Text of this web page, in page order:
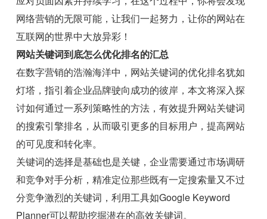
网络营销的无限可能，让我们一起努力，让你的网站在
互联网的世界中大放异彩！
网站关键词到底怎么优化排名的汇总
在数字营销的浩瀚海洋中，网站关键词的优化排名犹如
灯塔，指引着企业品牌驶向成功的彼岸，本文将深入探
讨如何通过一系列策略性的方法，有效提升网站关键词
的搜索引擎排名，从而吸引更多的目标用户，提高网站
的可见度和转化率。
关键词的选择是基础也是关键，企业需要通过市场调研
和竞争对手分析，精准定位那些既有一定搜索量又不过
分竞争激烈的关键词，利用工具如Google Keyword
Planner可以帮助挖掘潜在的高效关键词。